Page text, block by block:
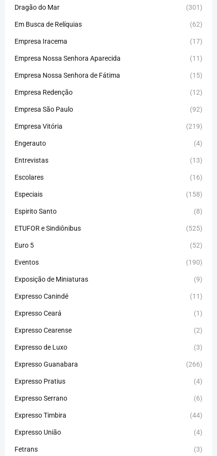
Dragão do Mar (301)
Em Busca de Relíquias (62)
Empresa Iracema (17)
Empresa Nossa Senhora Aparecida (11)
Empresa Nossa Senhora de Fátima (15)
Empresa Redenção (12)
Empresa São Paulo (92)
Empresa Vitória (219)
Engerauto (4)
Entrevistas (13)
Escolares (16)
Especiais (158)
Espirito Santo (8)
ETUFOR e Sindiônibus (525)
Euro 5 (52)
Eventos (190)
Exposição de Miniaturas (9)
Expresso Canindé (11)
Expresso Ceará (1)
Expresso Cearense (2)
Expresso de Luxo (3)
Expresso Guanabara (266)
Expresso Pratius (4)
Expresso Serrano (6)
Expresso Timbira (44)
Expresso União (4)
Fetrans (3)